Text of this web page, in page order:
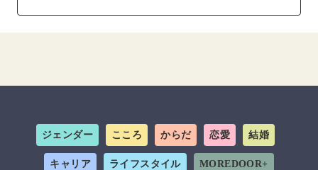
ジェンダー こころ からだ 恋愛 結婚
キャリア ライフスタイル MOREDOOR+